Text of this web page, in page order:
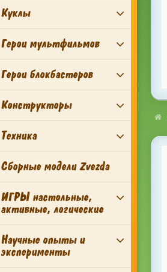
Куклы
Герои мультфильмов
Герои блокбастеров
Конструкторы
Техника
Сборные модели Zvezda
ИГРЫ настольные,
активные, логические
Научные опыты и
эксперименты